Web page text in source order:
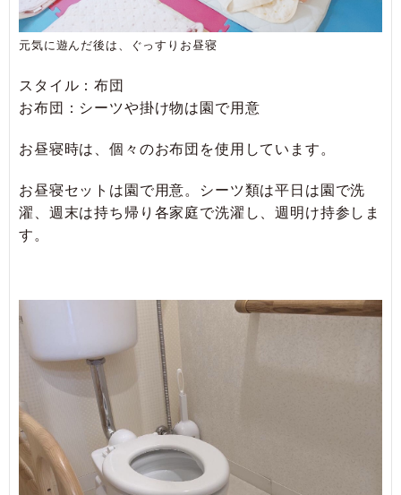
元気に遊んだ後は、ぐっすりお昼寝
スタイル：布団
お布団：シーツや掛け物は園で用意
お昼寝時は、個々のお布団を使用しています。
お昼寝セットは園で用意。シーツ類は平日は園で洗
濯、週末は持ち帰り各家庭で洗濯し、週明け持参しま
す。